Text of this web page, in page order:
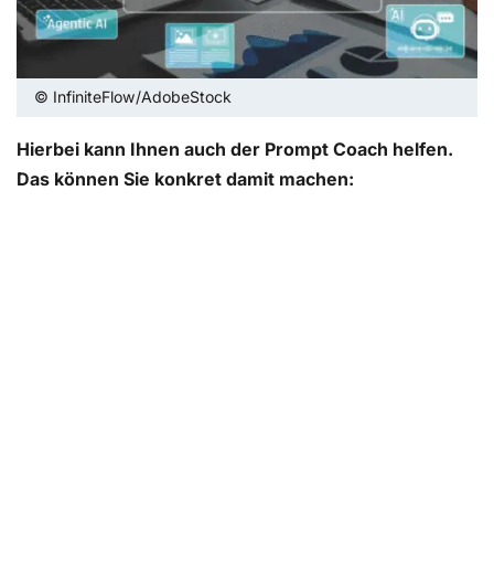
© InfiniteFlow/AdobeStock
Hierbei kann Ihnen auch der Prompt Coach helfen.
Das können Sie konkret damit machen: